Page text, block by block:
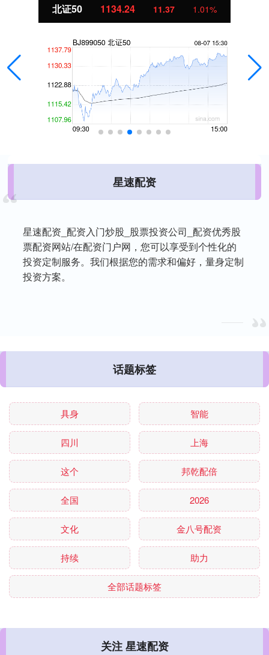
北证50 1134.24 11.37 1.01%
星速配资
星速配资_配资入门炒股_股票投资公司_配资优秀股
票配资网站/在配资门户网，您可以享受到个性化的
投资定制服务。我们根据您的需求和偏好，量身定制
投资方案。
话题标签
具身 智能
四川 上海
这个 邦乾配倍
全国 2026
文化 金八号配资
持续 助力
全部话题标签
关注 星速配资